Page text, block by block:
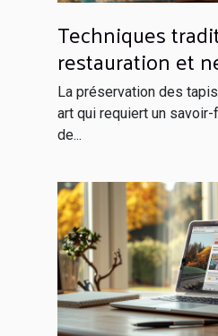
Techniques
restauration et
tapis d'exception
La préservation des
art qui requiert un
de...